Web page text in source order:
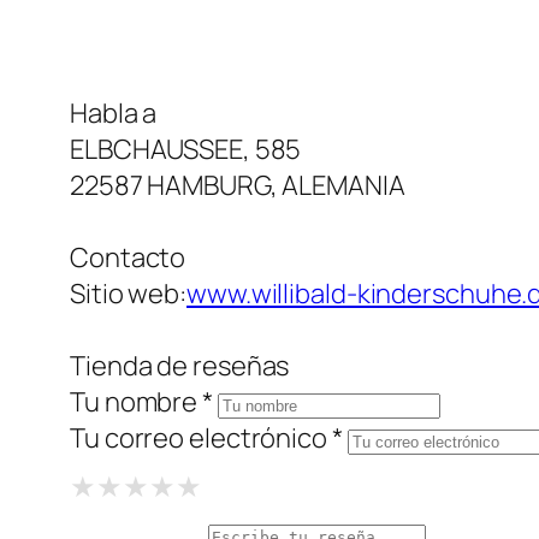
Habla a
ELBCHAUSSEE, 585
22587 HAMBURG, ALEMANIA
Contacto
Sitio web:www.willibald-
Tienda de reseñas
Tu nombre *
Tu correo electrónico *
★1 Star
★★2 Stars
★★★3 Stars
★★★★4 Stars
★★★★★